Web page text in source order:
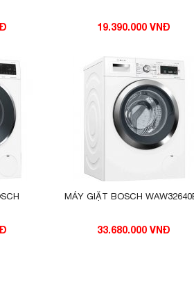
19.390.000 VNĐ
MÁY GIẶT BOSCH
33.680.000 VNĐ